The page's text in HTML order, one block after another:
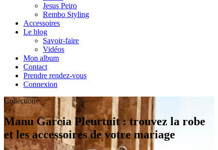
Jesus Peiro
Rembo Styling
Accessoires
Le blog
Savoir-faire
Vidéos
Mon album
Contact
Prendre rendez-vous
Connexion
Collection
Manu Garcia Pleurtuit : trouvez la robe
et les accessoires de votre mariage